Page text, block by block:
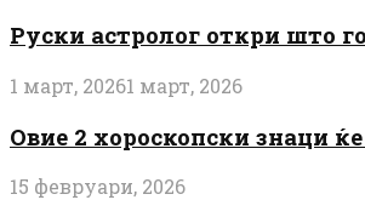
Руски астролог откри што
1 март, 20261 март, 2026
Овие 2 хороскопски знаци
15 февруари, 2026